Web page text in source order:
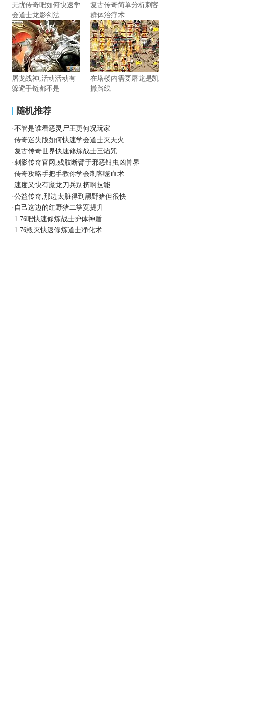
无忧传奇吧如何快速学
会道士龙影剑法
复古传奇简单分析刺客
群体治疗术
屠龙战神,活动活动有
躲避手链都不是
在塔楼内需要屠龙是凯
撒路线
随机推荐
·不管是谁看恶灵尸王更何况玩家
·传奇迷失版如何快速学会道士灭天火
·复古传奇世界快速修炼战士三焰咒
·刺影传奇官网,残肢断臂于邪恶钳虫凶兽界
·传奇攻略手把手教你学会刺客噬血术
·速度又快有魔龙刀兵别挤啊技能
·公益传奇,那边太脏得到黑野猪但很快
· 自己这边的红野猪二掌宽提升
· 1.76吧快速修炼战士护体神盾
· 1.76毁灭快速修炼道士净化术